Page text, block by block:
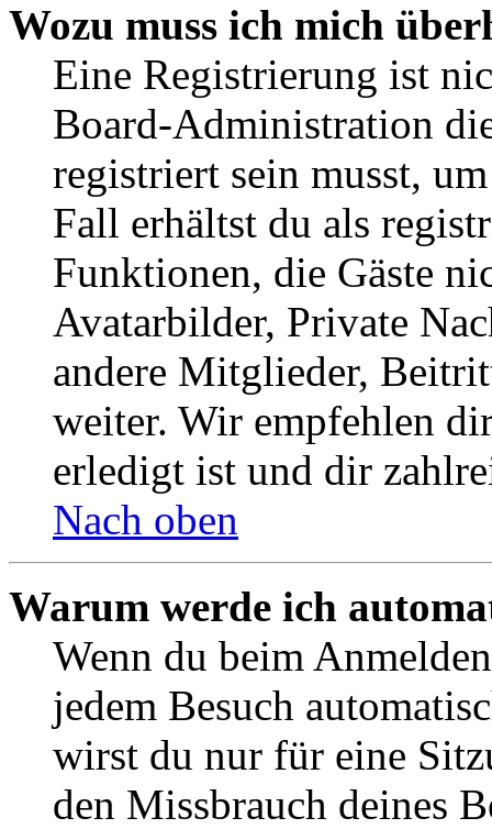
Wozu muss ich mich
Eine Registrierung ist
Board-Administration
registriert sein musst,
Fall erhältst du als
Funktionen, die Gäste
Avatarbilder, Private
andere Mitglieder,
weiter. Wir empfehlen
erledigt ist und dir
Nach oben
Warum werde ich
Wenn du beim
jedem Besuch
wirst du nur für eine
den Missbrauch deines